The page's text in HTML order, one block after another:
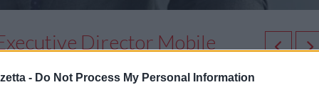
- Do Not Process My Personal Information
Director Mobile